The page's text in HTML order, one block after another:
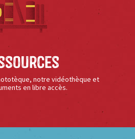
notre vidéothèque et
en libre accès.